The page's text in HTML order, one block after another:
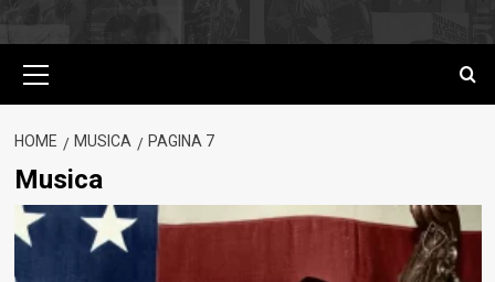
principale
HOME MUSICA PAGINA 7
Musica